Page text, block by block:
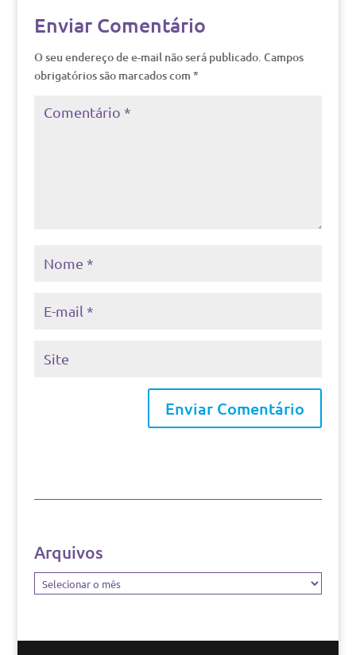
Enviar Comentário
O seu endereço de e-mail não será publicado. Campos
obrigatórios são marcados com *
Arquivos
Arquivos